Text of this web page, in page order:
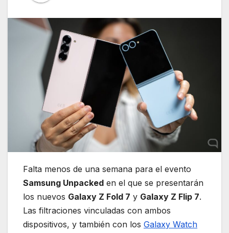
Falta menos de una semana para el evento
Samsung Unpacked en el que se presentarán
los nuevos Galaxy Z Fold 7 y Galaxy Z Flip 7.
Las filtraciones vinculadas con ambos
dispositivos, y también con los Galaxy Watch